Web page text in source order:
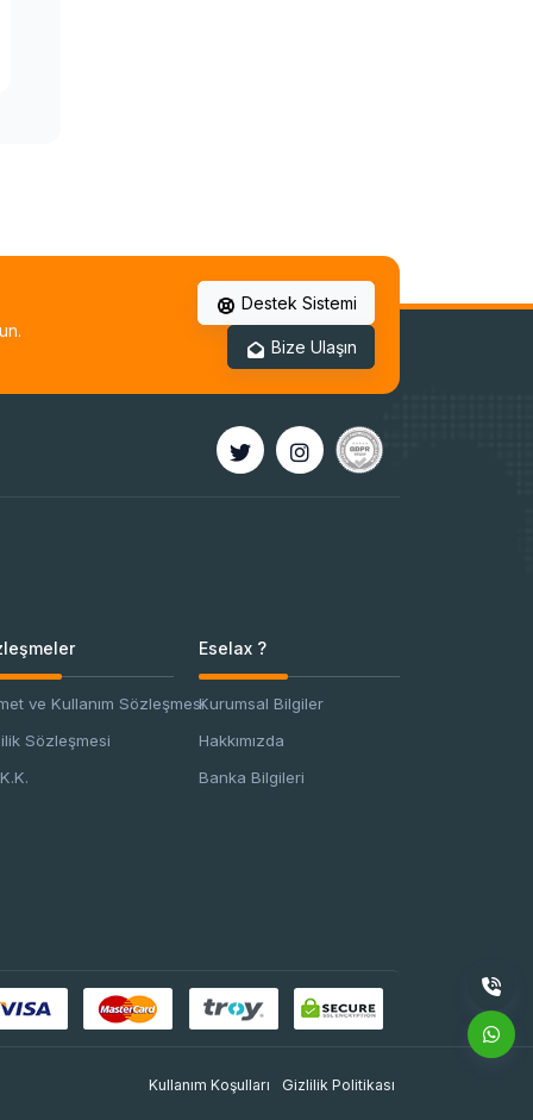
Basit HestiaCP
IP Değişim İşlemi
Dosyası
Değiştirme
Tüketen Siteyi
Bulma
Destek Sistemi
Bize Ulaşın
ve Kullanım Sözleşmesi
Sözleşmesi
Eselax ?
Kurumsal Bilgiler
Hakkımızda
Banka Bilgileri
Kullanım Koşulları Gizlilik Politikası